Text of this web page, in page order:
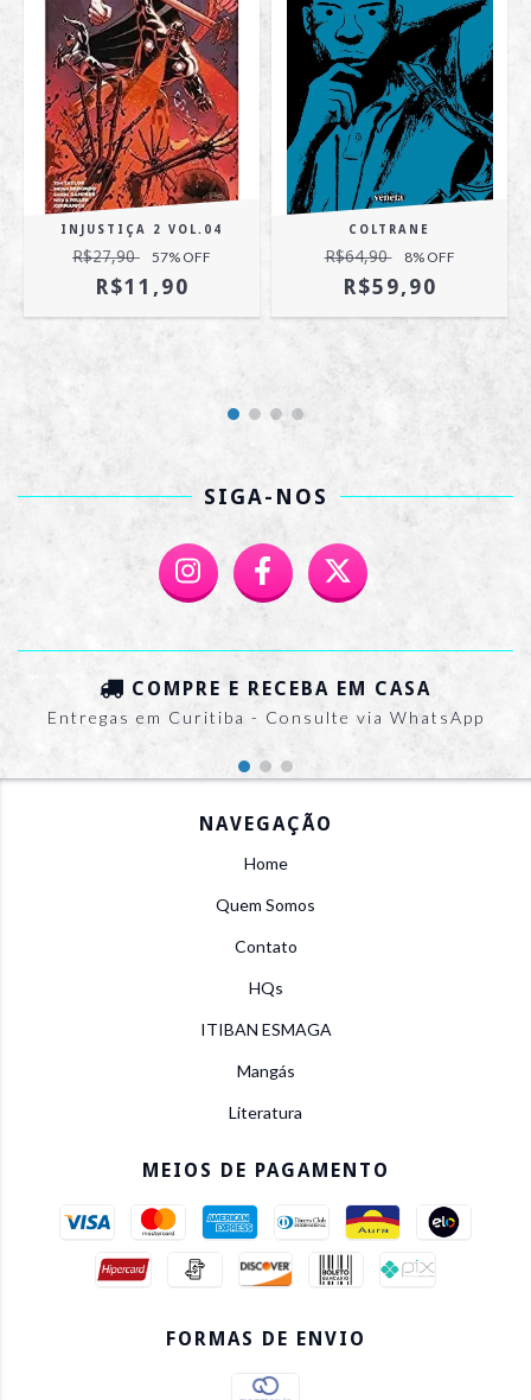
INJUSTIÇA 2 VOL.04
R$27,90 57% OFF
R$11,90
COLTRANE
R$64,90 8% OFF
R$59,90
SIGA-NOS
COMPRE E RECEBA EM CASA
Entregas em Curitiba - Consulte via WhatsApp
NAVEGAÇÃO
Home
Quem Somos
Contato
HQs
ITIBAN ESMAGA
Mangás
Literatura
MEIOS DE PAGAMENTO
FORMAS DE ENVIO